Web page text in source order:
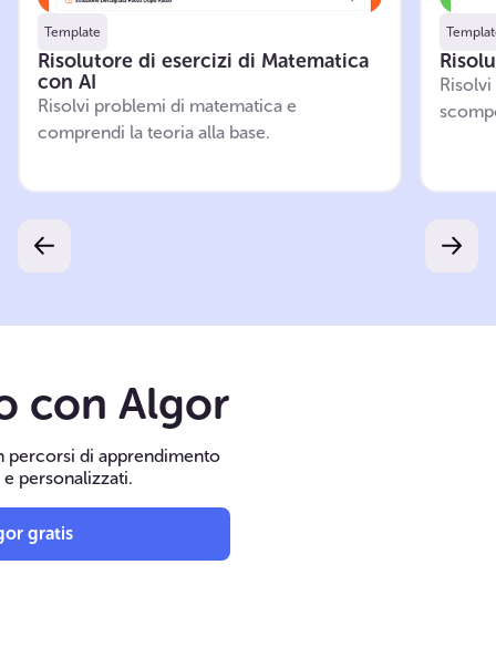
Template
Risolutore di esercizi di Matematica
con AI
Risolvi problemi di matematica e
comprendi la teoria alla base.
con Algor
percorsi di apprendimento
personalizzati.
gratis